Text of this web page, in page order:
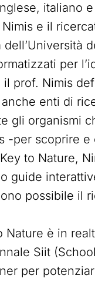
italiano
e il
per
prof. Nimis
enti di
gli organismi
-per scoprire
to Nature,
guide
possibile il
è in
Siit
per